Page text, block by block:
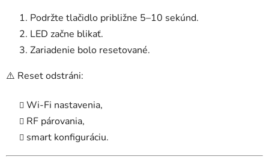
Podržte tlačidlo približne 5–10 sekúnd.
LED začne blikať.
Zariadenie bolo resetované.
⚠️ Reset odstráni:
Wi-Fi nastavenia,
RF párovania,
smart konfiguráciu.